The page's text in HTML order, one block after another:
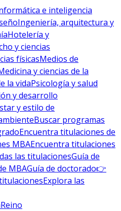
e inteligencia
Ingeniería, arquitectura y
Hotelería y
y ciencias
físicasMedios de
y ciencias de la
la vidaPsicología y salud
y desarrollo
y estilo de
Buscar programas
Encuentra titulaciones de
MBAEncuentra titulaciones
las titulacionesGuía de
MBAGuía de doctorado👉
Explora las
Reino